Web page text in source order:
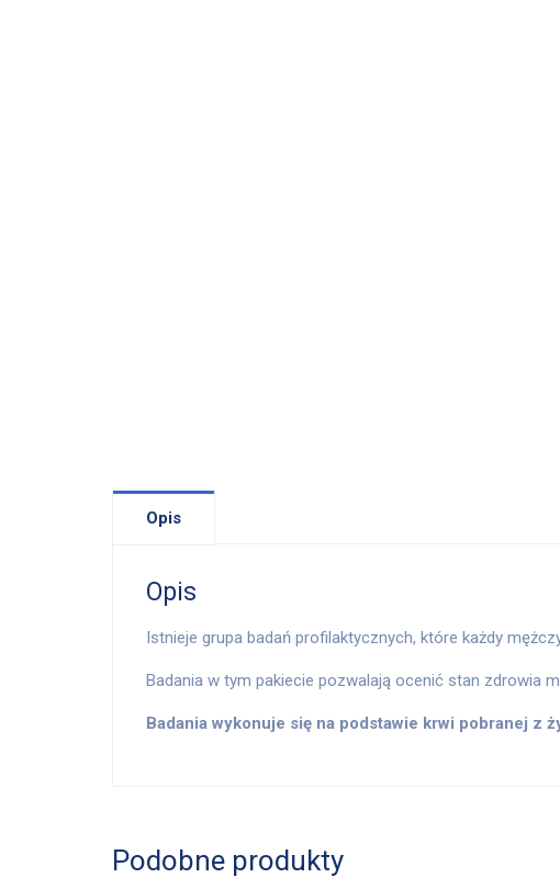
Opis
Opis
Istnieje grupa badań profilaktycznych, które każdy
Badania w tym pakiecie pozwalają ocenić stan zdrowia
Badania wykonuje się na podstawie krwi pobranej z
Podobne produkty